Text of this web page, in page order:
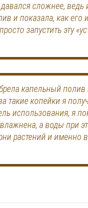
сложнее, ведь
и показала, как его
запустить эту
капельный
такие копейки я
использования, я
а воды при
растений и